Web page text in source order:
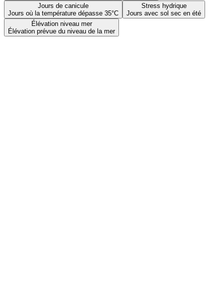
Jours de canicule
Jours où la température dépasse 35°C
Stress hydrique
Jours avec sol sec en été
Élévation niveau mer
Élévation prévue du niveau de la mer